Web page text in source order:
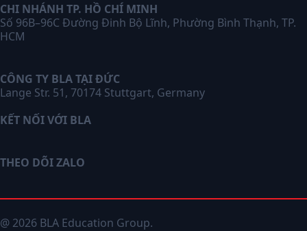
CHI NHÁNH TP. HỒ CHÍ MINH
Số 96B–96C Đường Đinh Bộ Lĩnh, Phường Bình Thạnh, TP.
HCM
CÔNG TY BLA TẠI ĐỨC
Lange Str. 51, 70174 Stuttgart, Germany
KẾT NỐI VỚI BLA
THEO DÕI ZALO
@ 2026 BLA Education Group.